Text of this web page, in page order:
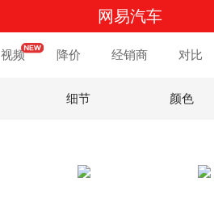
网易汽车
视频 降价 经销商 对比
细节 颜色